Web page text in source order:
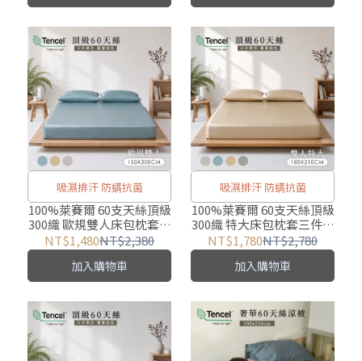
吸濕排汗 防螨抗菌
100%萊賽爾 60支天絲頂級
300織 歐規雙人床包枕套三
件組【150X200cm】 涼爽
親膚
NT$1,480NT$2,380
加入購物車
吸濕排汗 防螨抗菌
100%萊賽爾 60支天絲頂級
300織 特大床包枕套三件組
【180X210cm】 涼爽親膚
NT$1,780NT$2,780
加入購物車